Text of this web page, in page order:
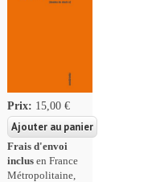
Prix: 15,00 €
Frais d'envoi
inclus en France
Métropolitaine,